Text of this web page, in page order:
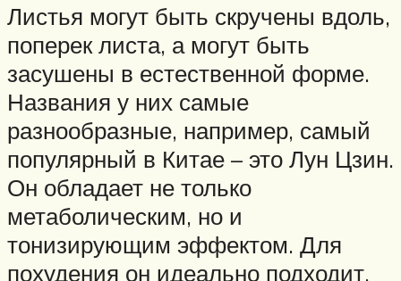
Листья могут быть скручены вдоль,
поперек листа, а могут быть
засушены в естественной форме.
Названия у них самые
разнообразные, например, самый
популярный в Китае – это Лун Цзин.
Он обладает не только
метаболическим, но и
тонизирующим эффектом. Для
похудения он идеально подходит,